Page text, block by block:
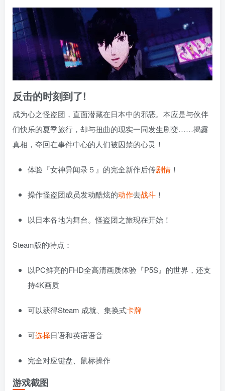
反击的时刻到了!
成为心之怪盗团，直面潜藏在日本中的邪恶。本应是与伙伴
们快乐的夏季旅行，却与扭曲的现实一同发生剧变……揭露
真相，夺回在事件中心的人们被囚禁的心灵！
体验『女神异闻录５』的完全新作后传剧情 ！
操作怪盗团成员发动酷炫的动作去战斗 ！
以日本各地为舞台。怪盗团之旅现在开始！
Steam版的特点：
以PC鲜亮的FHD全高清画质体验『P5S』的世界，还支
持4K画质
可以获得Steam 成就、集换式卡牌
可选择日语和英语语音
完全对应键盘、鼠标操作
游戏截图